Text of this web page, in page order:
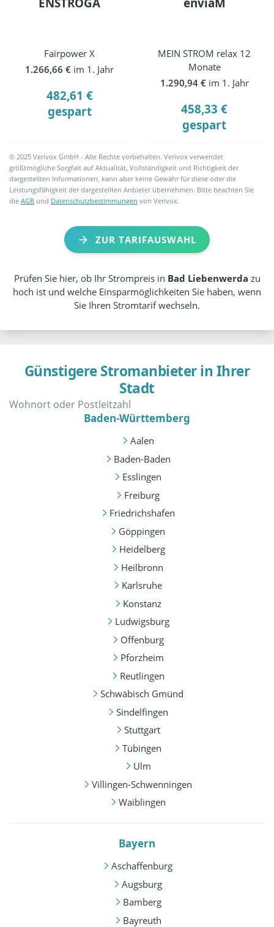
ENSTROGA
Fairpower X
1.266,66 € im 1. Jahr
482,61 €
gespart
enviaM
MEIN STROM relax 12
Monate
1.290,94 € im 1. Jahr
458,33 €
gespart
© 2025 Verivox GmbH - Alle Rechte vorbehalten. Verivox verwendet
größtmögliche Sorgfalt auf Aktualität, Vollständigkeit und Richtigkeit der
dargestellten Informationen, kann aber keine Gewähr für diese oder die
Leistungsfähigkeit der dargestellten Anbieter übernehmen. Bitte beachten Sie
dieAGB und Datenschutzbestimmungen von Verivox.
ZUR TARIFAUSWAHL
Prüfen Sie hier, ob Ihr Strompreis in Bad Liebenwerda zu
hoch ist und welche Einsparmöglichkeiten Sie haben, wenn
Sie Ihren Stromtarif wechseln.
Günstigere Stromanbieter in Ihrer
Stadt
Baden-Württemberg
Aalen
Baden-Baden
Esslingen
Freiburg
Friedrichshafen
Göppingen
Heidelberg
Heilbronn
Karlsruhe
Konstanz
Ludwigsburg
Offenburg
Pforzheim
Reutlingen
Schwäbisch Gmünd
Sindelfingen
Stuttgart
Tübingen
Ulm
Villingen-Schwenningen
Waiblingen
Bayern
Aschaffenburg
Augsburg
Bamberg
Bayreuth